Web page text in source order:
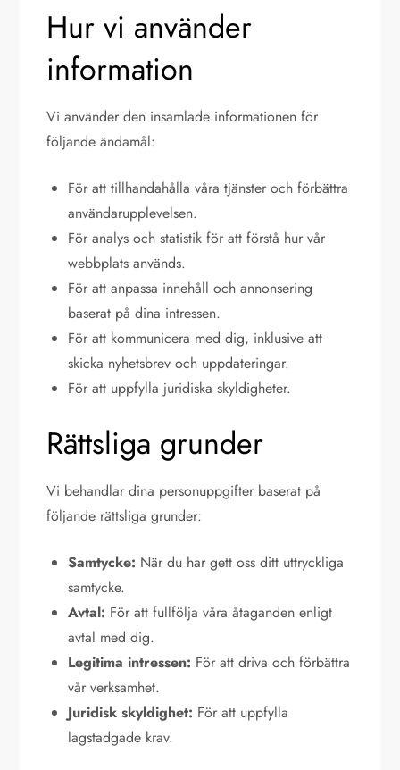
Hur vi använder
information
Vi använder den insamlade informationen för
följande ändamål:
För att tillhandahålla våra tjänster och förbättra
användarupplevelsen.
För analys och statistik för att förstå hur vår
webbplats används.
För att anpassa innehåll och annonsering
baserat på dina intressen.
För att kommunicera med dig, inklusive att
skicka nyhetsbrev och uppdateringar.
För att uppfylla juridiska skyldigheter.
Rättsliga grunder
Vi behandlar dina personuppgifter baserat på
följande rättsliga grunder:
Samtycke: När du har gett oss ditt uttryckliga
samtycke.
Avtal: För att fullfölja våra åtaganden enligt
avtal med dig.
Legitima intressen: För att driva och förbättra
vår verksamhet.
Juridisk skyldighet: För att uppfylla
lagstadgade krav.